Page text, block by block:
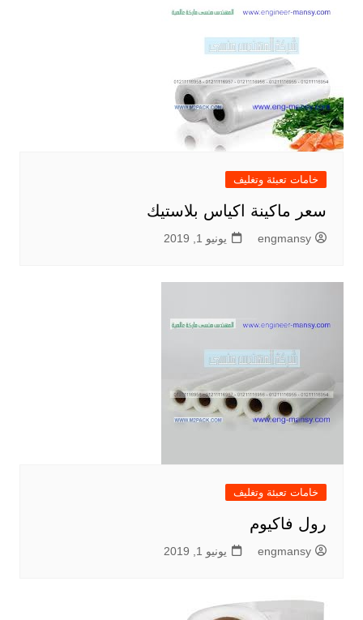
خامات تعبئة وتغليف
سعر ماكينة اكياس بلاستيك
engmansy يونيو 1, 2019
خامات تعبئة وتغليف
رول فاكيوم
engmansy يونيو 1, 2019